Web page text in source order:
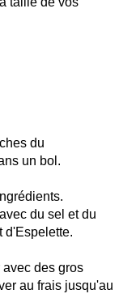
du
un bol.
du sel et du
d'Espelette.
des gros
au frais jusqu'au